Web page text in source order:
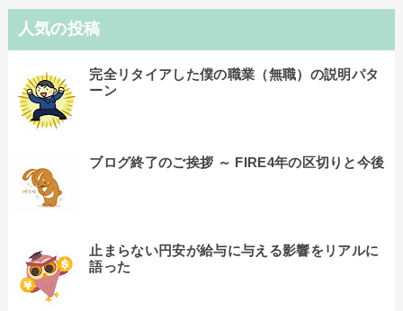
人気の投稿
完全リタイアした僕の職業（無職）の説明パタ
ーン
ブログ終了のご挨拶 ～ FIRE4年の区切りと今後
止まらない円安が給与に与える影響をリアルに
語った